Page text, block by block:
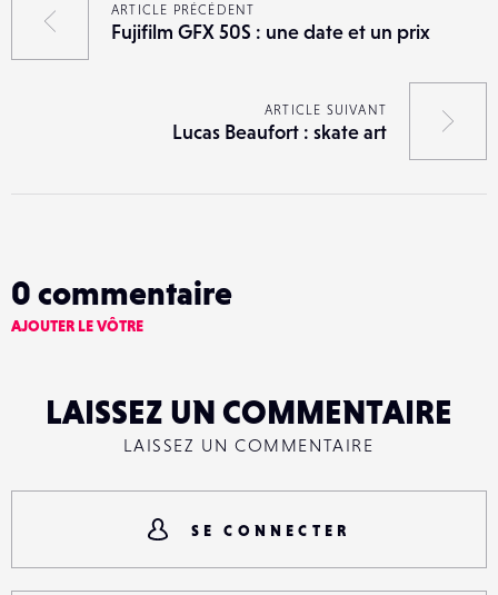
ARTICLE PRÉCÉDENT
Fujifilm GFX 50S : une date et un prix
ARTICLE SUIVANT
Lucas Beaufort : skate art
0 commentaire
AJOUTER LE VÔTRE
LAISSEZ UN COMMENTAIRE
LAISSEZ UN COMMENTAIRE
SE CONNECTER